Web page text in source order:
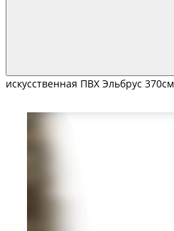
искусственная ПВХ Эльбрус 370см